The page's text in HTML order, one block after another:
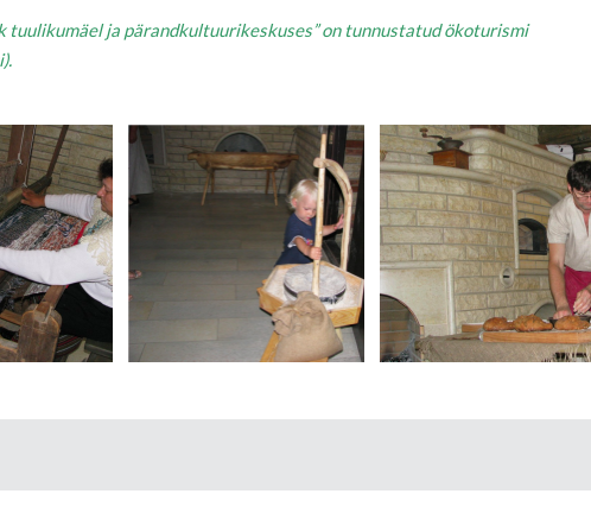
tuulikumäel ja pärandkultuurikeskuses” on tunnustatud ökoturismi